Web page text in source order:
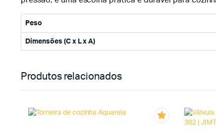
Peso
Dimensões (C x L x A)
Produtos relacionados